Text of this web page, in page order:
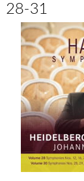
28-31